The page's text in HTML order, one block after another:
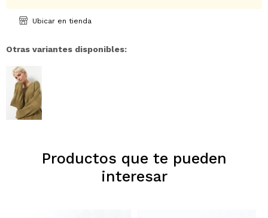
Ubicar en tienda
Otras variantes disponibles:
Productos que te pueden
interesar